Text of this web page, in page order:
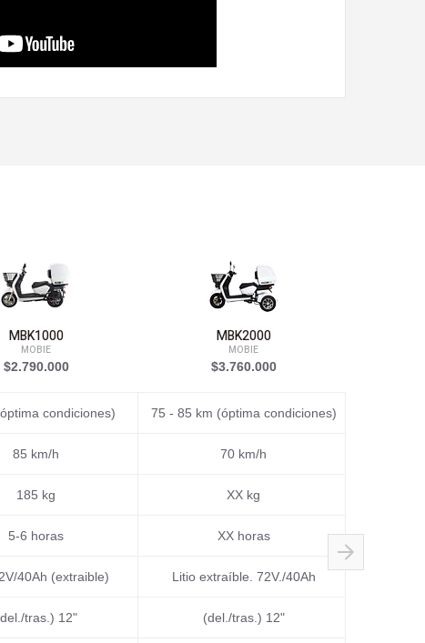
MBK1000
MOBIE
$2.790.000
condiciones)
85 km/h
185 kg
5-6 horas
40Ah (extraible)
tras.) 12"
MBK2000
MOBIE
$3.760.000
75 - 85 km (óptima condiciones)
70 km/h
XX kg
XX horas
Litio extraíble. 72V./40Ah
(del./tras.) 12"